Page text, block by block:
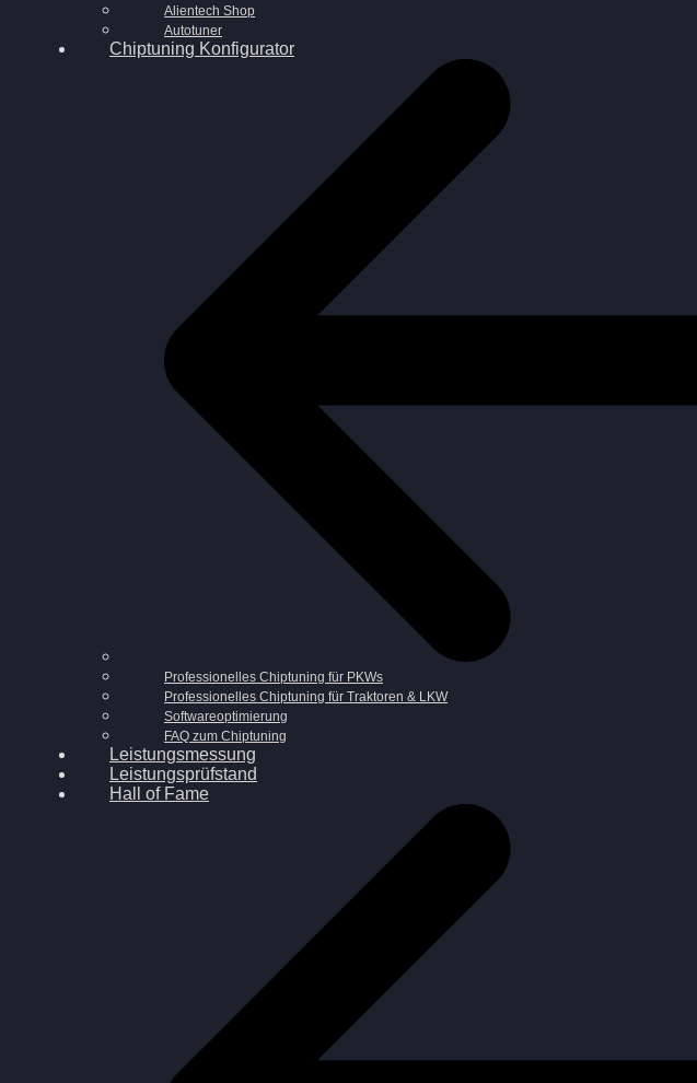
Alientech Shop
Autotuner
Chiptuning Konfigurator
Professionelles Chiptuning für PKWs
Professionelles Chiptuning für Traktoren & LKW
Softwareoptimierung
FAQ zum Chiptuning
Leistungsmessung
Leistungsprüfstand
Hall of Fame